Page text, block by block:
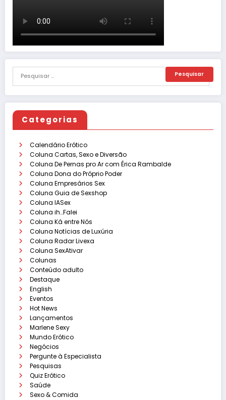
Categorias
Calendário Erótico
Coluna Cartas, Sexo e Diversão
Coluna De Pernas pro Ar com Érica Rambalde
Coluna Dona do Próprio Poder
Coluna Empresários Sex
Coluna Guia de Sexshop
Coluna IASex
Coluna ih…Falei
Coluna Ká entre Nós
Coluna Notícias de Luxúria
Coluna Radar Livexa
Coluna SexAtivar
Colunas
Conteúdo adulto
Destaque
English
Eventos
Hot News
Lançamentos
Marlene Sexy
Mundo Erótico
Negócios
Pergunte à Especialista
Pesquisas
Quiz Erótico
Saúde
Sexo & Comida